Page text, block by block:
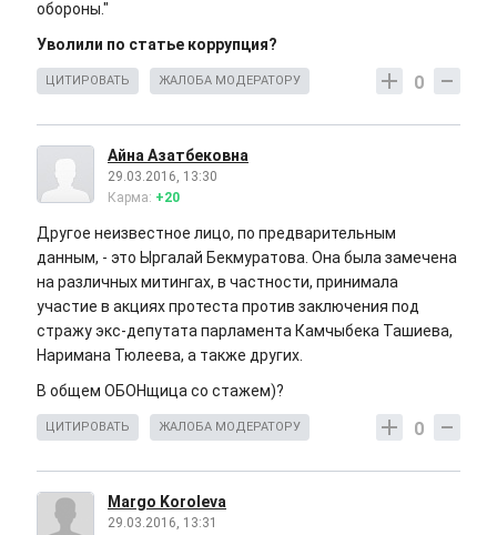
обороны."
Уволили по статье коррупция?
0
ЦИТИРОВАТЬ ЖАЛОБА МОДЕРАТОРУ
Айна Азатбековна
29.03.2016, 13:30
Карма: +20
Другое неизвестное лицо, по предварительным
данным, - это Ыргалай Бекмуратова. Она была замечена
на различных митингах, в частности, принимала
участие в акциях протеста против заключения под
стражу экс-депутата парламента Камчыбека Ташиева,
Наримана Тюлеева, а также других.
В общем ОБОНщица со стажем)?
0
ЦИТИРОВАТЬ ЖАЛОБА МОДЕРАТОРУ
Margo Koroleva
29.03.2016, 13:31